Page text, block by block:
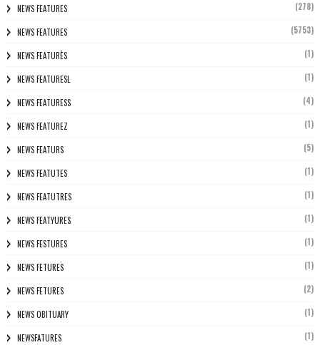
NEWS FEATURES (278)
NEWS FEATURES (5753)
NEWS FEATURÈS (1)
NEWS FEATURESL (1)
NEWS FEATURESS (4)
NEWS FEATUREZ (1)
NEWS FEATURS (5)
NEWS FEATUTES (1)
NEWS FEATUTRES (1)
NEWS FEATYURES (1)
NEWS FESTURES (1)
NEWS FETURES (1)
NEWS FETURES (2)
NEWS OBITUARY (1)
NEWSFATURES (1)